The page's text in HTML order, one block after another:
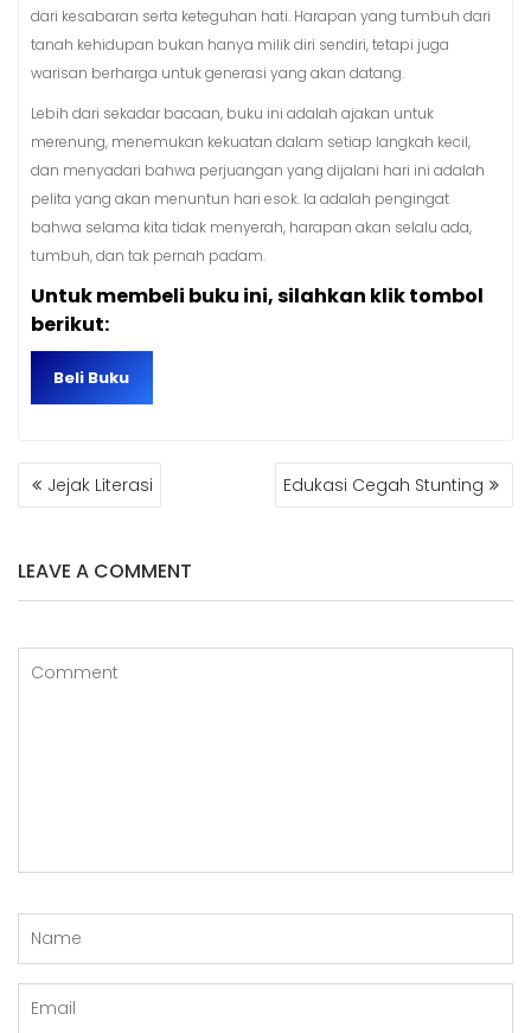
dari kesabaran serta keteguhan hati. Harapan yang tumbuh dari
tanah kehidupan bukan hanya milik diri sendiri, tetapi juga
warisan berharga untuk generasi yang akan datang.
Lebih dari sekadar bacaan, buku ini adalah ajakan untuk
merenung, menemukan kekuatan dalam setiap langkah kecil,
dan menyadari bahwa perjuangan yang dijalani hari ini adalah
pelita yang akan menuntun hari esok. Ia adalah pengingat
bahwa selama kita tidak menyerah, harapan akan selalu ada,
tumbuh, dan tak pernah padam.
Untuk membeli buku ini, silahkan klik tombol
berikut:
Beli Buku
NAVIGASI
POSJejak Literasi Edukasi Cegah Stunting
LEAVE A COMMENT